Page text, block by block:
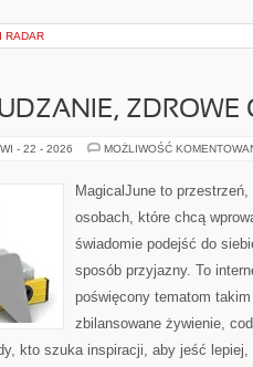
RADAR
ZDROWE
- 22 - 2026 MOŻLIWOŚĆ
MagicalJune to
osobach, które chcą
świadomie podejść do
sposób przyjazny. To
poświęcony tematom
zbilansowane żywienie,
kto szuka inspiracji, aby jeść